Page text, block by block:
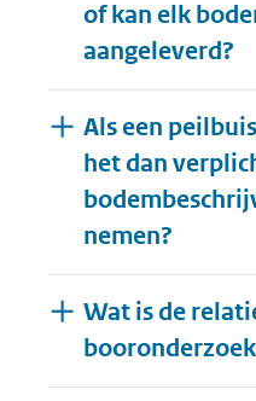
of kan elk
aangeleverd?
Als een
het dan
nemen?
Wat is de